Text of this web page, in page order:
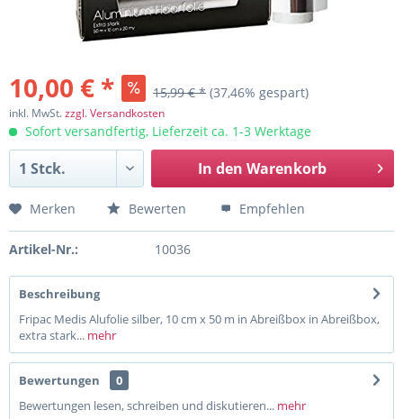
10,00 € * 15,99 € * (37,46% gespart)
inkl. MwSt.zzgl. Versandkosten
Sofort versandfertig, Lieferzeit ca. 1-3 Werktage
In den Warenkorb
Merken Bewerten Empfehlen
Artikel-Nr.: 10036
Beschreibung
Fripac Medis Alufolie silber, 10 cm x 50 m in Abreißbox in Abreißbox,
extra stark... mehr
Bewertungen
0
Bewertungen lesen, schreiben und diskutieren... mehr